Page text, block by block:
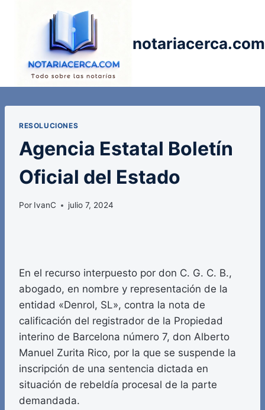
notariacerca.com
RESOLUCIONES
Agencia Estatal Boletín
Oficial del Estado
Por IvanC julio 7, 2024
En el recurso interpuesto por don C. G. C. B.,
abogado, en nombre y representación de la
entidad «Denrol, SL», contra la nota de
calificación del registrador de la Propiedad
interino de Barcelona número 7, don Alberto
Manuel Zurita Rico, por la que se suspende la
inscripción de una sentencia dictada en
situación de rebeldía procesal de la parte
demandada.